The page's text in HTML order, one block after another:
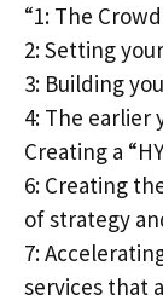
“1: The
2: Setting
3: Building
4: The earlier
Creating a
6: Creating
of strategy
7:
services that